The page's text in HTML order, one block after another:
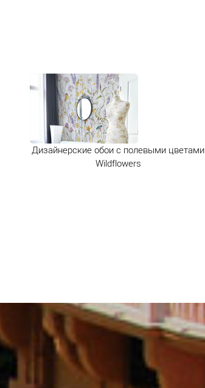
Дизайнерские обои с полевыми цветами
Wildflowers